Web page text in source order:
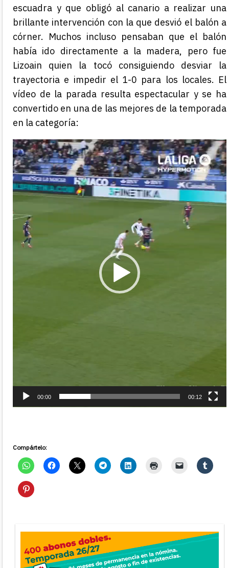
escuadra y que obligó al canario a realizar una
brillante intervención con la que desvió el balón a
córner. Muchos incluso pensaban que el balón
había ido directamente a la madera, pero fue
Lizoain quien la tocó consiguiendo desviar la
trayectoria e impedir el 1-0 para los locales. El
vídeo de la parada resulta espectacular y se ha
convertido en una de las mejores de la temporada
en la categoría:
Reproductor
de
vídeo
00:00 00:12
Compártelo: